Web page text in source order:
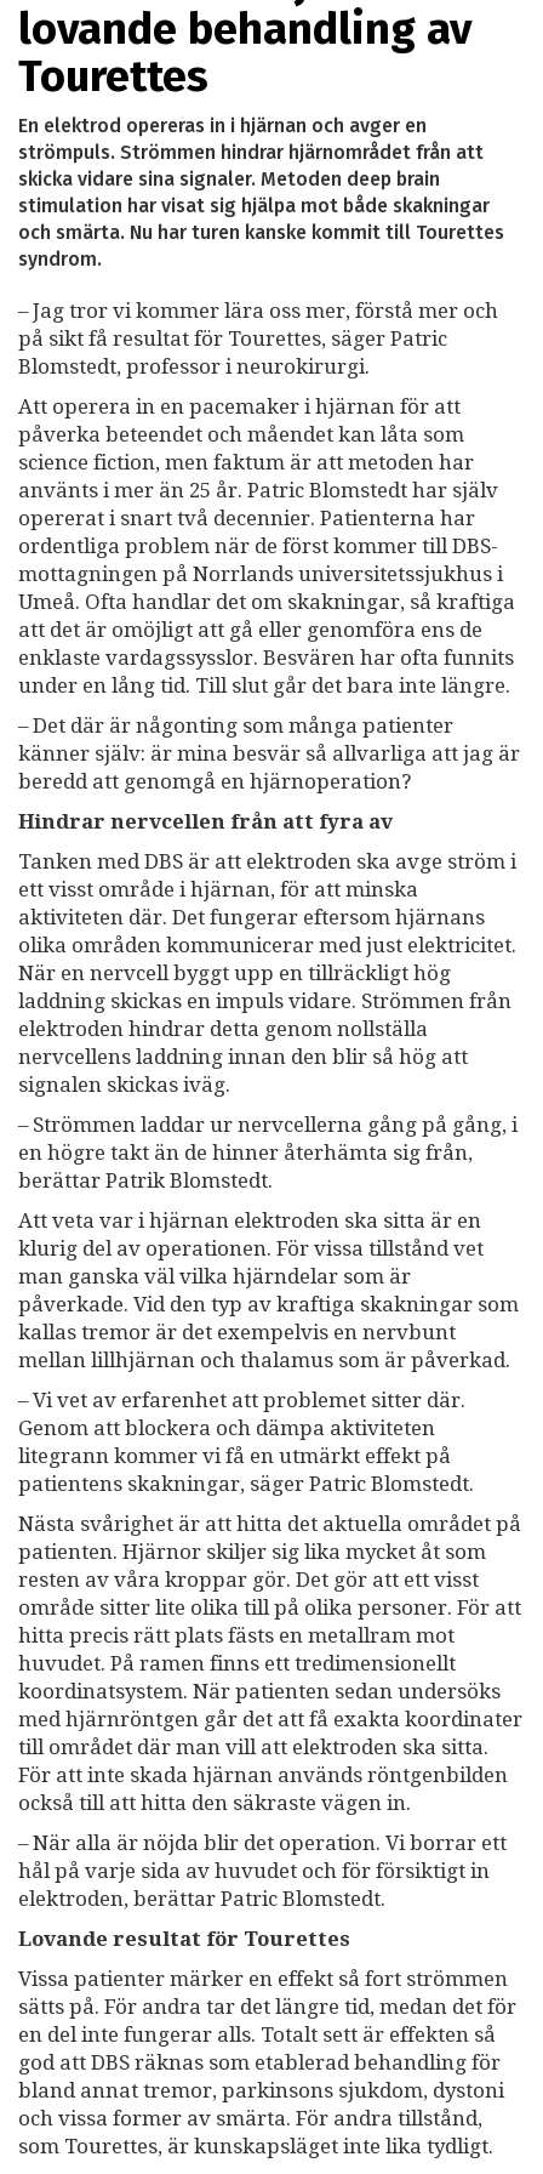
lovande behandling av
Tourettes
En elektrod opereras in i hjärnan och avger en
strömpuls. Strömmen hindrar hjärnområdet från att
skicka vidare sina signaler. Metoden deep brain
stimulation har visat sig hjälpa mot både skakningar
och smärta. Nu har turen kanske kommit till Tourettes
syndrom.
– Jag tror vi kommer lära oss mer, förstå mer och
på sikt få resultat för Tourettes, säger Patric
Blomstedt, professor i neurokirurgi.
Att operera in en pacemaker i hjärnan för att
påverka beteendet och måendet kan låta som
science fiction, men faktum är att metoden har
använts i mer än 25 år. Patric Blomstedt har själv
opererat i snart två decennier. Patienterna har
ordentliga problem när de först kommer till DBS-
mottagningen på Norrlands universitetssjukhus i
Umeå. Ofta handlar det om skakningar, så kraftiga
att det är omöjligt att gå eller genomföra ens de
enklaste vardagssysslor. Besvären har ofta funnits
under en lång tid. Till slut går det bara inte längre.
– Det där är någonting som många patienter
känner själv: är mina besvär så allvarliga att jag är
beredd att genomgå en hjärnoperation?
Hindrar nervcellen från att fyra av
Tanken med DBS är att elektroden ska avge ström i
ett visst område i hjärnan, för att minska
aktiviteten där. Det fungerar eftersom hjärnans
olika områden kommunicerar med just elektricitet.
När en nervcell byggt upp en tillräckligt hög
laddning skickas en impuls vidare. Strömmen från
elektroden hindrar detta genom nollställa
nervcellens laddning innan den blir så hög att
signalen skickas iväg.
– Strömmen laddar ur nervcellerna gång på gång, i
en högre takt än de hinner återhämta sig från,
berättar Patrik Blomstedt.
Att veta var i hjärnan elektroden ska sitta är en
klurig del av operationen. För vissa tillstånd vet
man ganska väl vilka hjärndelar som är
påverkade. Vid den typ av kraftiga skakningar som
kallas tremor är det exempelvis en nervbunt
mellan lillhjärnan och thalamus som är påverkad.
– Vi vet av erfarenhet att problemet sitter där.
Genom att blockera och dämpa aktiviteten
litegrann kommer vi få en utmärkt effekt på
patientens skakningar, säger Patric Blomstedt.
Nästa svårighet är att hitta det aktuella området på
patienten. Hjärnor skiljer sig lika mycket åt som
resten av våra kroppar gör. Det gör att ett visst
område sitter lite olika till på olika personer. För att
hitta precis rätt plats fästs en metallram mot
huvudet. På ramen finns ett tredimensionellt
koordinatsystem. När patienten sedan undersöks
med hjärnröntgen går det att få exakta koordinater
till området där man vill att elektroden ska sitta.
För att inte skada hjärnan används röntgenbilden
också till att hitta den säkraste vägen in.
– När alla är nöjda blir det operation. Vi borrar ett
hål på varje sida av huvudet och för försiktigt in
elektroden, berättar Patric Blomstedt.
Lovande resultat för Tourettes
Vissa patienter märker en effekt så fort strömmen
sätts på. För andra tar det längre tid, medan det för
en del inte fungerar alls. Totalt sett är effekten så
god att DBS räknas som etablerad behandling för
bland annat tremor, parkinsons sjukdom, dystoni
och vissa former av smärta. För andra tillstånd,
som Tourettes, är kunskapsläget inte lika tydligt.